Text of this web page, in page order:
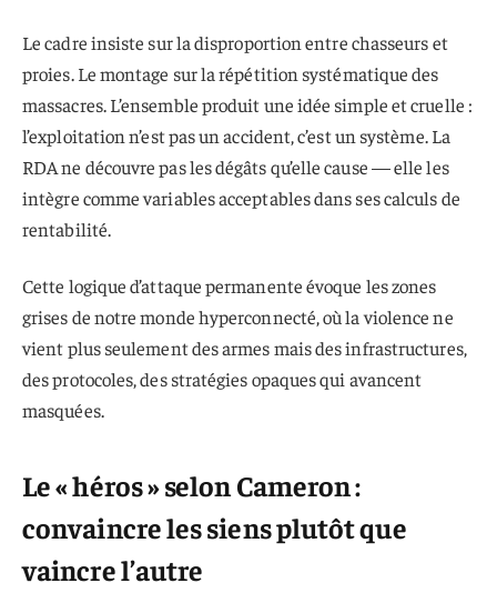
Le cadre insiste sur la disproportion entre chasseurs et
proies. Le montage sur la répétition systématique des
massacres. L’ensemble produit une idée simple et cruelle :
l’exploitation n’est pas un accident, c’est un système. La
RDA ne découvre pas les dégâts qu’elle cause — elle les
intègre comme variables acceptables dans ses calculs de
rentabilité.
Cette logique d’attaque permanente évoque les zones
grises de notre monde hyperconnecté, où la violence ne
vient plus seulement des armes mais des infrastructures,
des protocoles, des stratégies opaques qui avancent
masquées.
Le « héros » selon Cameron :
convaincre les siens plutôt que
vaincre l’autre